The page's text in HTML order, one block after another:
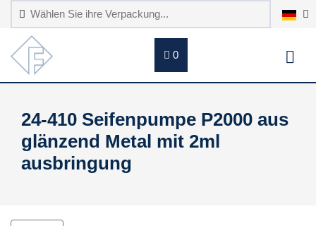
0
24-410 Seifenpumpe P2000 aus
glänzend Metal mit 2ml
ausbringung